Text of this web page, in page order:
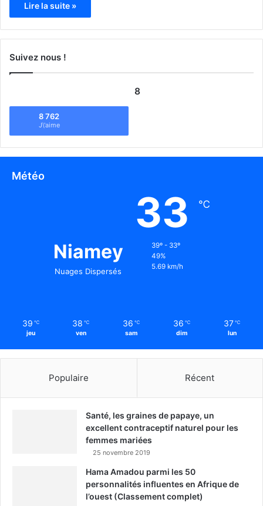
Lire la suite »
Suivez nous !
8
8 762
J\'aime
Météo
Niamey
Nuages Dispersés
33 ℃
39º - 33º
49%
5.69 km/h
39 ℃
jeu
38 ℃
ven
36 ℃
sam
36 ℃
dim
37 ℃
lun
Populaire Récent
Santé, les graines de papaye, un
excellent contraceptif naturel pour les
femmes mariées
25 novembre 2019
Hama Amadou parmi les 50
personnalités influentes en Afrique de
l’ouest (Classement complet)